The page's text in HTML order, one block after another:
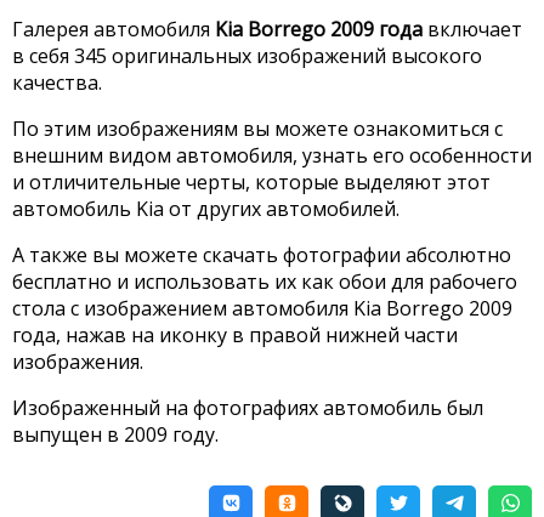
Галерея автомобиля Kia Borrego 2009 года включает
в себя 345 оригинальных изображений высокого
качества.
По этим изображениям вы можете ознакомиться с
внешним видом автомобиля, узнать его особенности
и отличительные черты, которые выделяют этот
автомобиль Kia от других автомобилей.
А также вы можете скачать фотографии абсолютно
бесплатно и использовать их как обои для рабочего
стола с изображением автомобиля Kia Borrego 2009
года, нажав на иконку в правой нижней части
изображения.
Изображенный на фотографиях автомобиль был
выпущен в 2009 году.